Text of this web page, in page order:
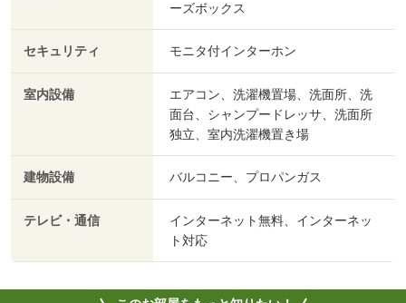
ーズボックス
セキュリティ モニタ付インターホン
室内設備
エアコン、洗濯機置場、洗面所、洗
面台、シャンプードレッサ、洗面所
独立、室内洗濯機置き場
建物設備 バルコニー、プロパンガス
テレビ・通信
インターネット無料、インターネッ
ト対応